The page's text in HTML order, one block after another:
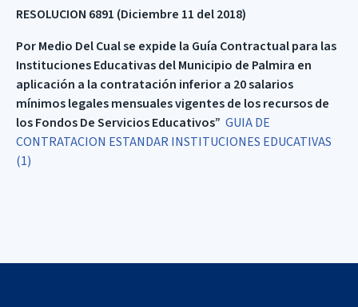
RESOLUCION 6891 (Diciembre 11 del 2018)
Por Medio Del Cual se expide la Guía Contractual para las
Instituciones Educativas del Municipio de Palmira en
aplicación a la contratación inferior a 20 salarios
mínimos legales mensuales vigentes de los recursos de
los Fondos De Servicios Educativos” GUIA DE
CONTRATACION ESTANDAR INSTITUCIONES EDUCATIVAS
(1)